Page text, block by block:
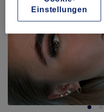
Einstellungen